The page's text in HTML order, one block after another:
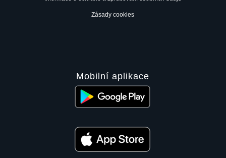
Zásady cookies
Mobilní aplikace